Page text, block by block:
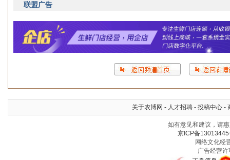
联盟广告
关于农博网 - 人才招聘 - 投稿中心 -
如有意见和建议，请
京ICP备13013445
网络文化经
广告经营